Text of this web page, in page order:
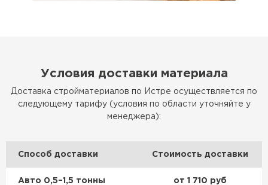
Условия доставки материала
Доставка стройматериалов по Истре осуществляется по
следующему тарифу (условия по области уточняйте у
менеджера):
Способ доставки Стоимость доставки
Авто 0,5–1,5 тонны
от 1 710 руб